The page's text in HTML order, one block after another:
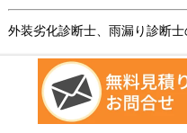
外装劣化診断士、雨漏り診断士
豊橋・豊川で、雨漏り診断を
か。梅雨や台風の時期が近づ
よう」と不安が生まれるもの
おり、築年数が経過した住ま